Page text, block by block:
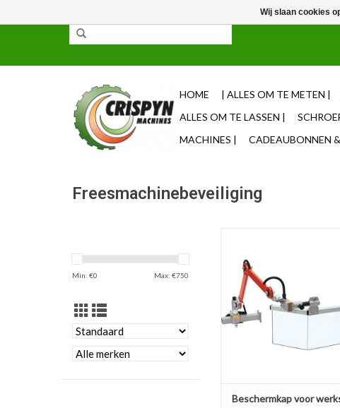
HOME | ALLES OM TE METEN |
ALLES OM TE LASSEN |
MACHINES |
CADEAUBONNEN
Freesmachinebeveiliging
Min: €0 Max: €750
TOEVOEGEN AAN
Beschermkap voor
Wij slaan cookies
✓ 85% uit voorraad leverbaar ✓ Op werkdagen